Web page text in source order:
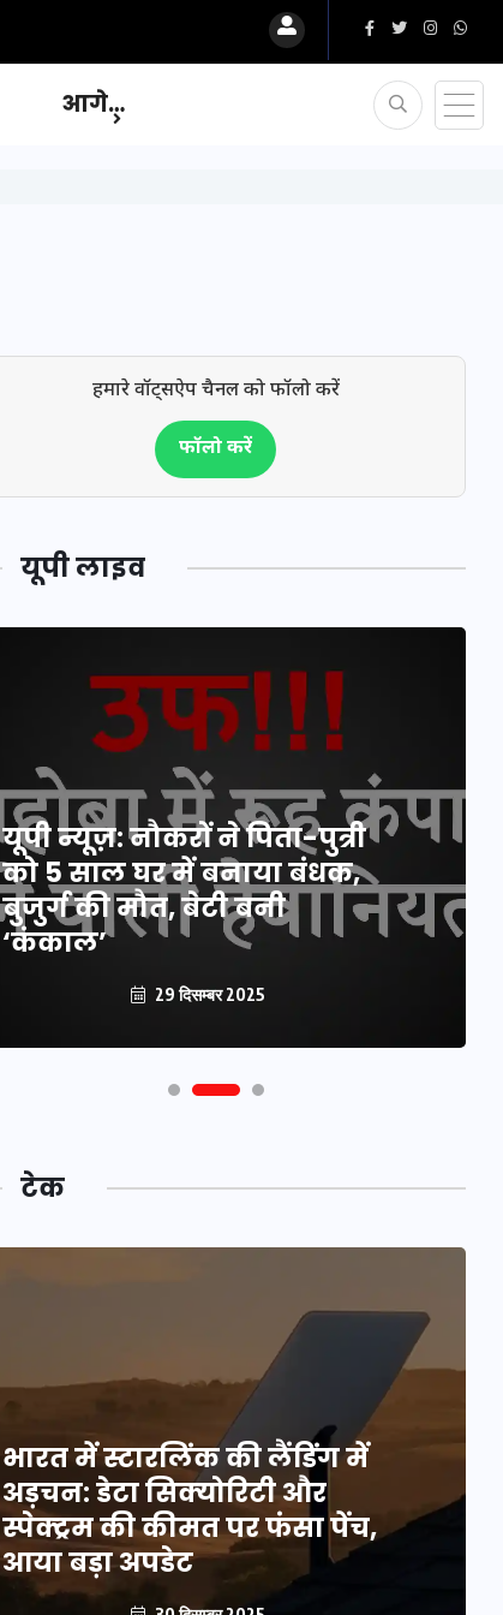
आगे…
हमारे वॉट्सऐप चैनल को फॉलो करें
फॉलो करें
यूपी लाइव
यूपी न्यूज़: नौकरों ने पिता-पुत्री
को 5 साल घर में बनाया बंधक,
बुजुर्ग की मौत, बेटी बनी
‘कंकाल’
29 दिसम्बर 2025
टेक
भारत में स्टारलिंक की लैंडिंग में
अड़चन: डेटा सिक्योरिटी और
स्पेक्ट्रम की कीमत पर फंसा पेंच,
आया बड़ा अपडेट